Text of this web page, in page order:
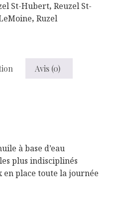
St-Hubert, Reuzel St-
, Ruzel
Avis (0)
à base d’eau
plus indisciplinés
place toute la journée